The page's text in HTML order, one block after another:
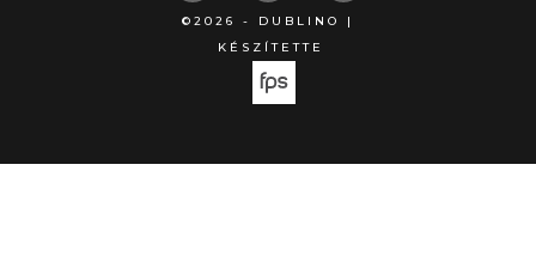
©2026 - DUBLINO |
KÉSZÍTETTE